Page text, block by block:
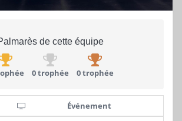
de cette équipe
0 trophée 0 trophée
Événement